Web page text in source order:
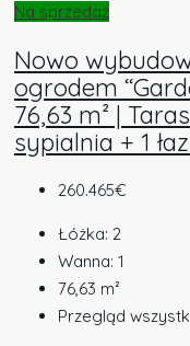
Na sprzedaż
Nowo
ogrodem
76,63 m² |
sypialnia + 1
260.465€
Łóżka: 2
Wanna: 1
76,63 m²
Przegląd